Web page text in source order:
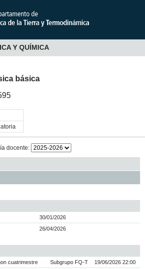
Y QUÍMICA
básica
docente:
30/01/2026
26/04/2026
cuatrimestre
Subgrupo FQ-T
19/06/2026 22:00